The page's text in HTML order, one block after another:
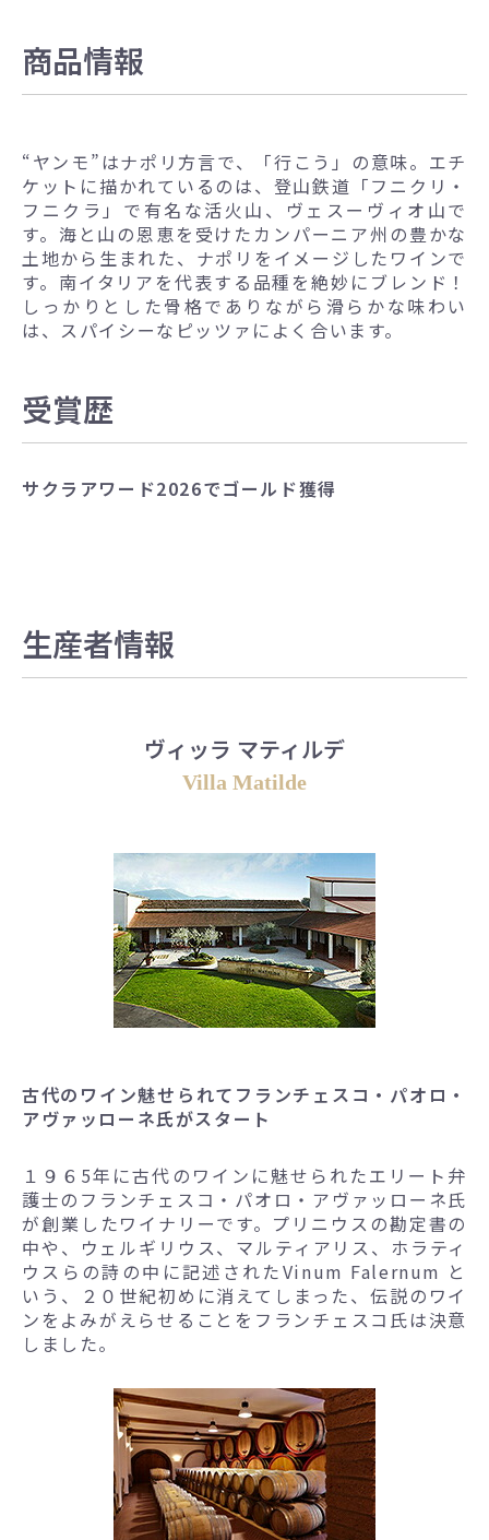
商品情報
“ヤンモ”はナポリ方言で、「行こう」の意味。エチ
ケットに描かれているのは、登山鉄道「フニクリ・
フニクラ」で有名な活火山、ヴェスーヴィオ山で
す。海と山の恩恵を受けたカンパーニア州の豊かな
土地から生まれた、ナポリをイメージしたワインで
す。南イタリアを代表する品種を絶妙にブレンド！
しっかりとした骨格でありながら滑らかな味わい
は、スパイシーなピッツァによく合います。
受賞歴
サクラアワード2026でゴールド獲得
生産者情報
ヴィッラ マティルデ
Villa Matilde
古代のワイン魅せられてフランチェスコ・パオロ・
アヴァッローネ氏がスタート
１９６5年に古代のワインに魅せられたエリート弁
護士のフランチェスコ・パオロ・アヴァッローネ氏
が創業したワイナリーです。プリニウスの勘定書の
中や、ウェルギリウス、マルティアリス、ホラティ
ウスらの詩の中に記述されたVinum Falernum と
いう、２０世紀初めに消えてしまった、伝説のワイ
ンをよみがえらせることをフランチェスコ氏は決意
しました。